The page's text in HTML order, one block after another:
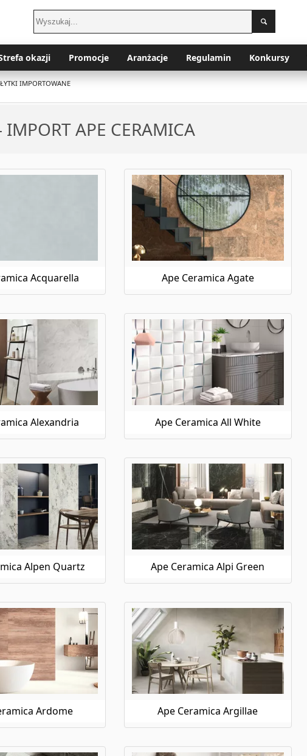
okazji Promocje Aranżacje Regulamin Konkursy
IMPORTOWANE
IMPORT APE CERAMICA
Acquarella Ape Ceramica Agate
Alexandria Ape Ceramica All White
Alpen Quartz Ape Ceramica Alpi Green
Ardome Ape Ceramica Argillae